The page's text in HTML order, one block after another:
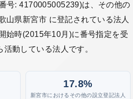
号: 4170005005239)は、その他の
山県新宮市 に登記されている法人
始時(2015年10月)に番号指定を受
動している法人です。
17.8%
新宮市におけるその他の設立登記法人